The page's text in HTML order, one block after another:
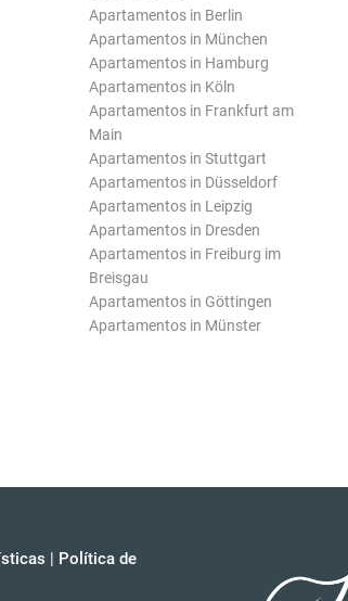
Apartamentos in Berlin
Apartamentos in München
Apartamentos in Hamburg
Apartamentos in Köln
Apartamentos in Frankfurt am
Main
Apartamentos in Stuttgart
Apartamentos in Düsseldorf
Apartamentos in Leipzig
Apartamentos in Dresden
Apartamentos in Freiburg im
Breisgau
Apartamentos in Göttingen
Apartamentos in Münster
| Política de